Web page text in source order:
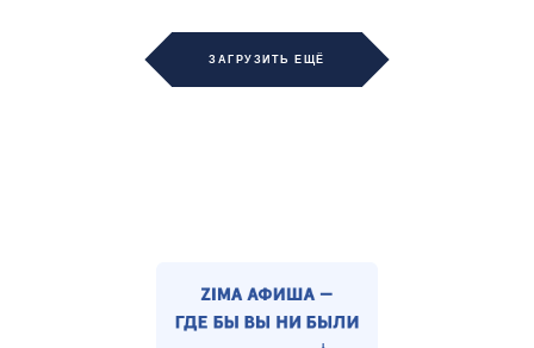
ЗАГРУЗИТЬ ЕЩЁ